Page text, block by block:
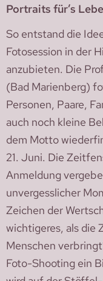
Portraits für’s
So entstand die
Fotosession in der
anzubieten. Die
(Bad Marienberg)
Personen, Paare,
auch noch kleine
dem Motto
21. Juni. Die
Anmeldung
unvergesslicher
Zeichen der
wichtigeres, als die
Menschen
Foto-Shooting ein